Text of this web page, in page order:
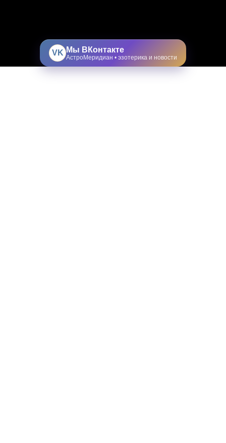
VK Мы ВКонтакте
АстроМеридиан • эзотерика и новости